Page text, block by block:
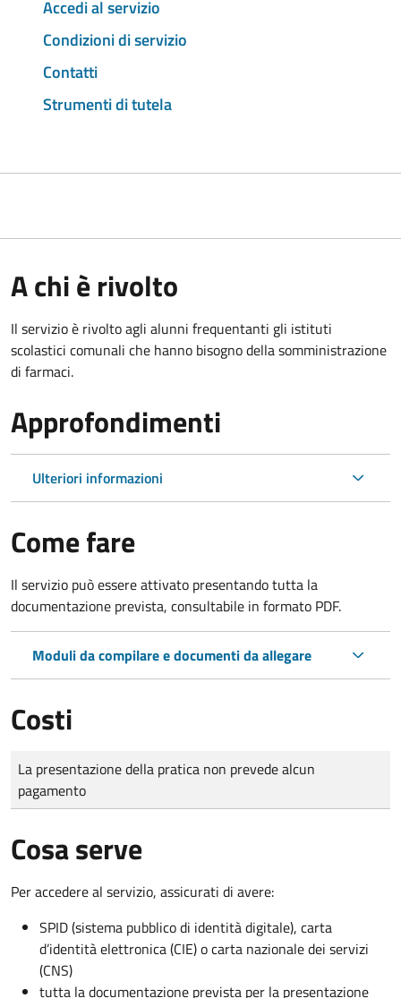
Accedi al servizio
Condizioni di servizio
Contatti
Strumenti di tutela
A chi è rivolto
Il servizio è rivolto agli alunni frequentanti gli istituti
scolastici comunali che hanno bisogno della somministrazione
di farmaci.
Approfondimenti
Ulteriori informazioni
Come fare
Il servizio può essere attivato presentando tutta la
documentazione prevista, consultabile in formato PDF.
Moduli da compilare e documenti da allegare
Costi
Tipo di pagamento
Importo
La presentazione della pratica non prevede alcun
pagamento
Cosa serve
Per accedere al servizio, assicurati di avere:
SPID (sistema pubblico di identità digitale), carta
d’identità elettronica (CIE) o carta nazionale dei servizi
(CNS)
tutta la documentazione prevista per la presentazione